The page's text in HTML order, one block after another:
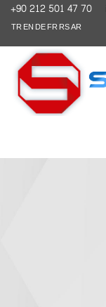
+90 212 501 47 70
TREN DEFRRSAR